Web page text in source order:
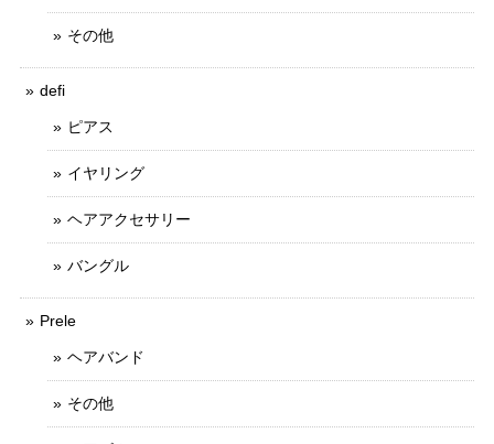
その他
defi
ピアス
イヤリング
ヘアアクセサリー
バングル
Prele
ヘアバンド
その他